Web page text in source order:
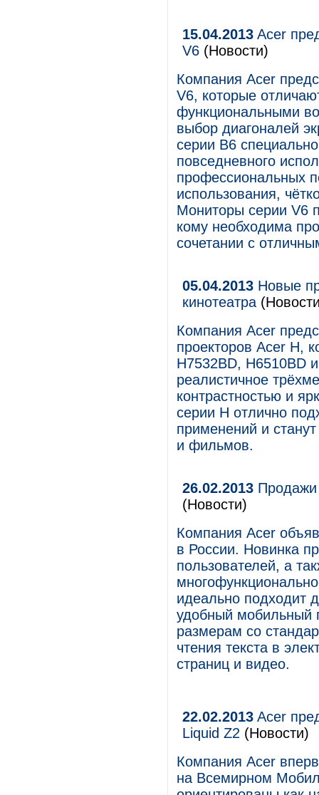
15.04.2013 Acer
V6 (Новости)
Компания Acer
V6, которые
функциональными
выбор диагоналей
серии B6
повседневного
профессиональных
использования,
Мониторы серии V6
кому необходима
сочетании с
05.04.2013 Новые
кинотеатра
Компания Acer
проекторов Acer H,
H7532BD, H6510BD
реалистичное
контрастностью и
серии H отлично
применений и
и фильмов.
26.02.2013 Продажи
(Новости)
Компания Acer
в России. Новинка
пользователей, а
идеально подходит
удобный мобильный
размерам со
чтения текста в
страниц и видео.
22.02.2013 Acer
Liquid Z2 (Новости)
Компания Acer
на Всемирном